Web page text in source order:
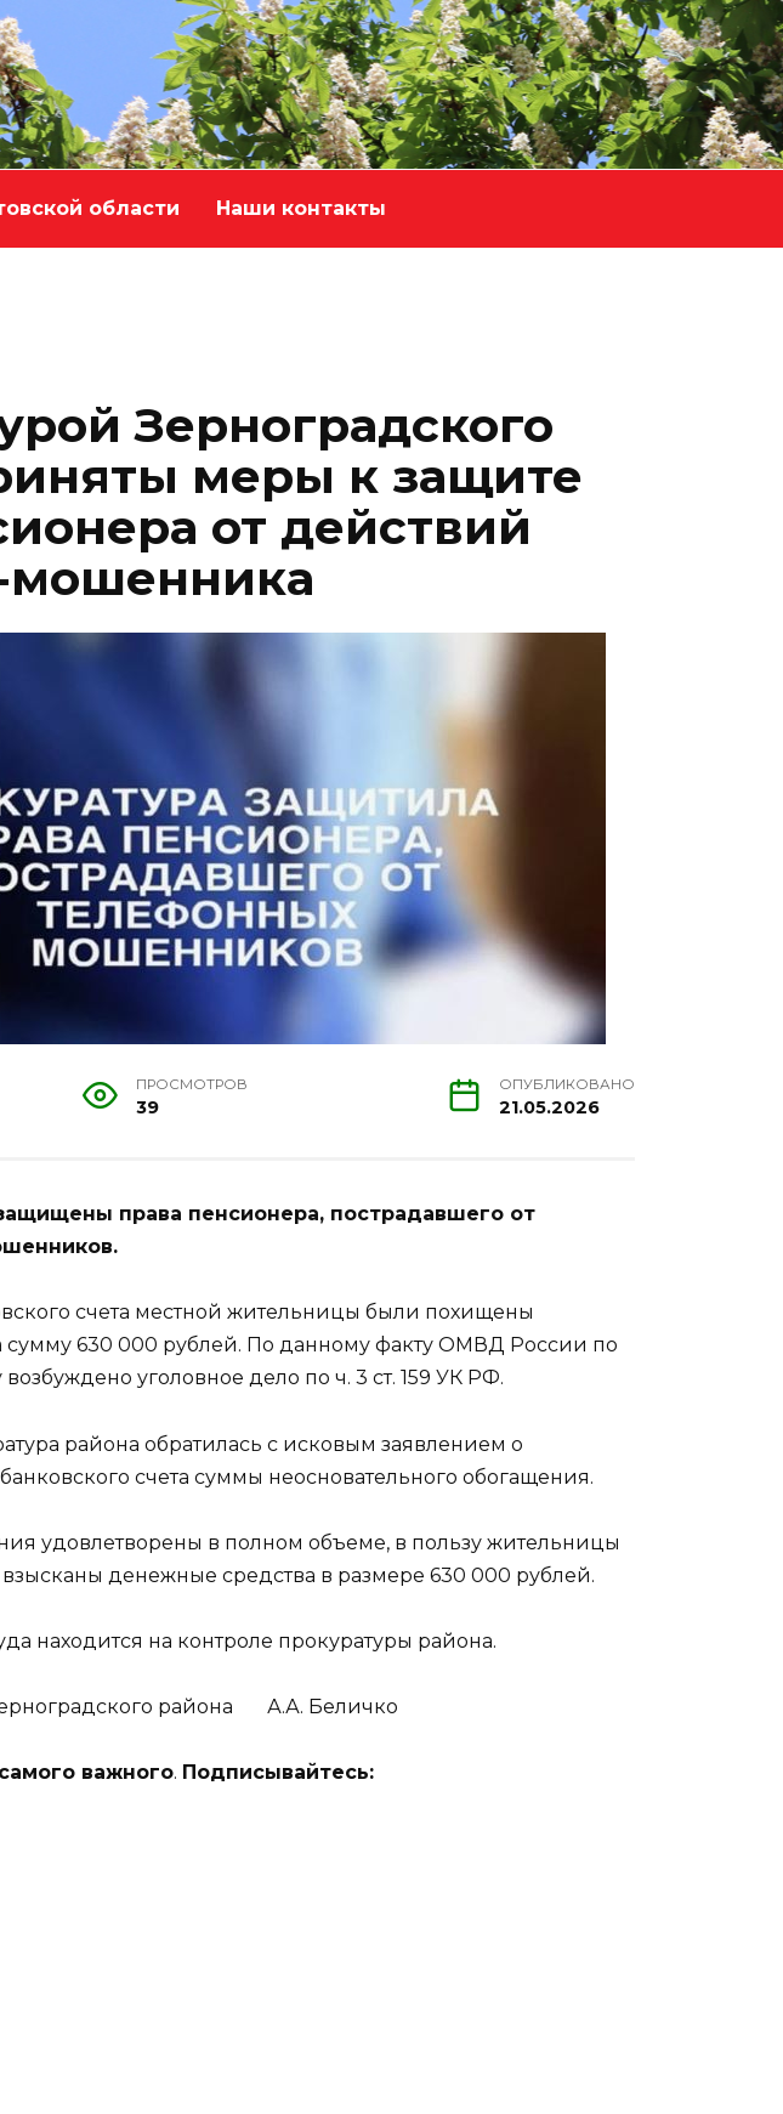
области Наши контакты
Зерноградского
меры к защите
от действий
мошенника
ПРОСМОТРОВ
39
ОПУБЛИКОВАНО
21.05.2026
права пенсионера, пострадавшего от
счета местной жительницы были похищены
сумму 630 000 рублей. По данному факту ОМВД России по
уголовное дело по ч. 3 ст. 159 УК РФ.
района обратилась с исковым заявлением о
счета суммы неосновательного обогащения.
удовлетворены в полном объеме, в пользу жительницы
денежные средства в размере 630 000 рублей.
находится на контроле прокуратуры района.
района А.А. Беличко
важного. Подписывайтесь: